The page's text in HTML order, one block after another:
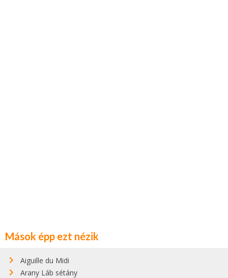
Mások épp ezt nézik
Aiguille du Midi
Arany Láb sétány